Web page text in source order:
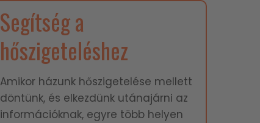
Segítség a
hőszigeteléshez
Amikor házunk hőszigetelése mellett
döntünk, és elkezdünk utánajárni az
információknak, egyre több helyen